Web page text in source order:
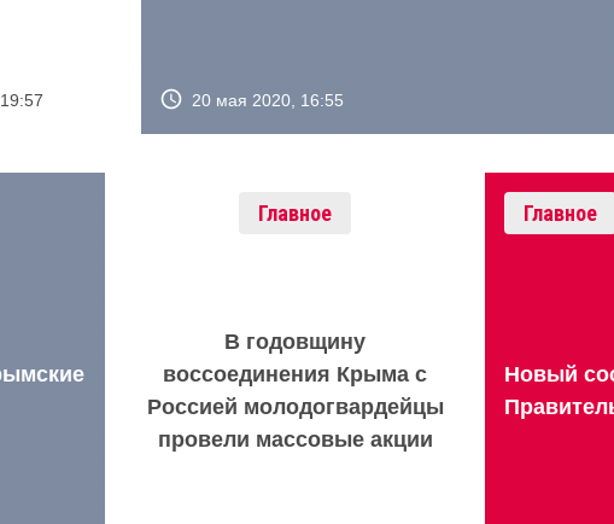
20 мая 2020, 16:55
Главное
В годовщину
воссоединения Крыма с
Россией молодогвардейцы
провели массовые акции
Главное
Новый